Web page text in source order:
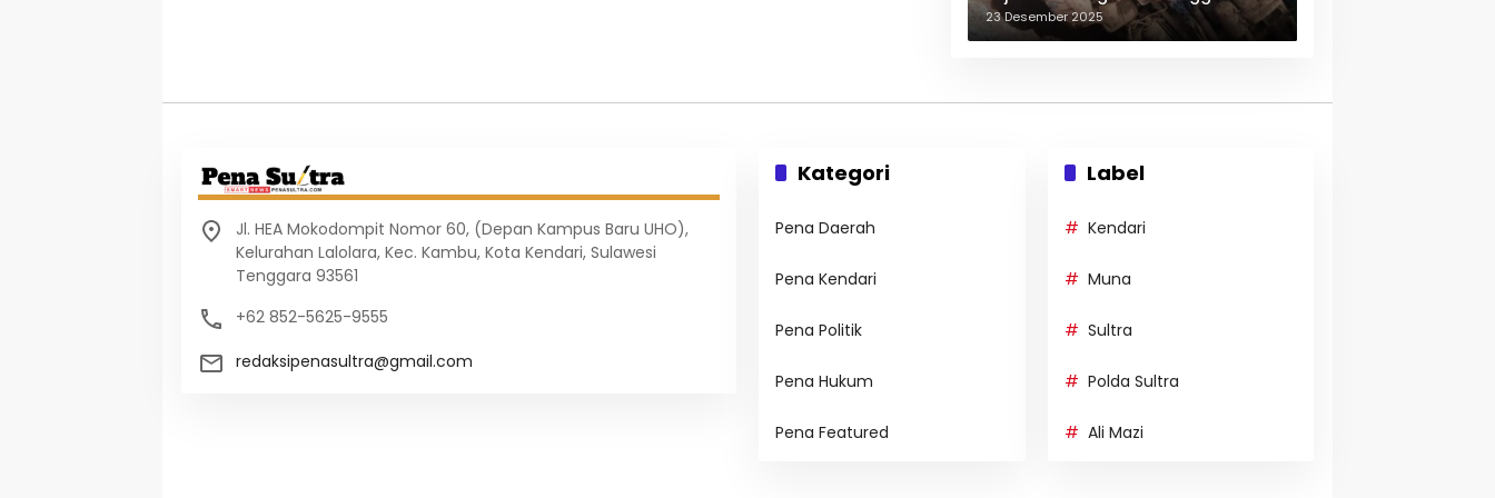
Berulang-ulang
23 Desember 2025
Jl. HEA Mokodompit Nomor 60, (Depan Kampus Baru UHO),
Kelurahan Lalolara, Kec. Kambu, Kota Kendari, Sulawesi
Tenggara 93561
+62 852-5625-9555
redaksipenasultra@gmail.com
Kategori
Pena Daerah
Pena Kendari
Pena Politik
Pena Hukum
Pena Featured
Label
Kendari
Muna
Sultra
Polda Sultra
Ali Mazi